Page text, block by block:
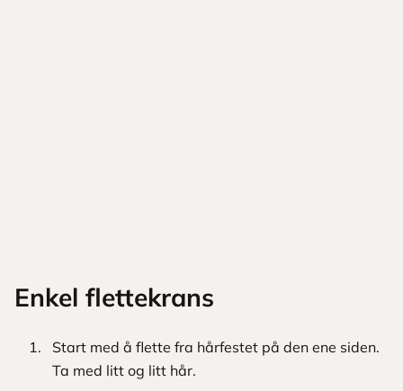
Enkel flettekrans
Start med å flette fra hårfestet på den ene siden.
Ta med litt og litt hår.